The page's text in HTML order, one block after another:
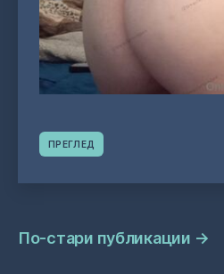
ПРЕГЛЕД
Навигация
По-стари публикации →